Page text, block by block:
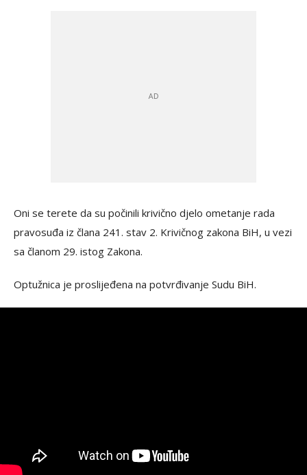
Oni se terete da su počinili krivično djelo ometanje rada
pravosuđa iz člana 241. stav 2. Krivičnog zakona BiH, u vezi
sa članom 29. istog Zakona.
Optužnica je proslijeđena na potvrđivanje Sudu BiH.